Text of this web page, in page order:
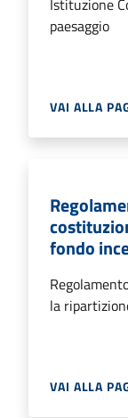
paesaggio
VAI ALLA
fondo
la
VAI ALLA